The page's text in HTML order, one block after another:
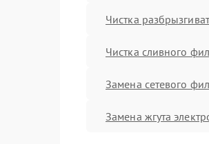
Чистка
Чистка сливного
Замена сетевого
Замена жгута